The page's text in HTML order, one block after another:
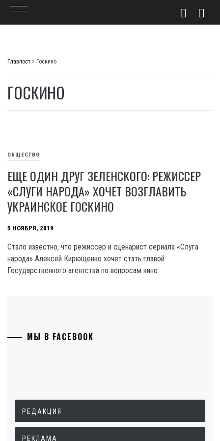
Главпост > Госкино
ГОСКИНО
ОБЩЕСТВО
ЕЩЕ ОДИН ДРУГ ЗЕЛЕНСКОГО: РЕЖИССЕР
«СЛУГИ НАРОДА» ХОЧЕТ ВОЗГЛАВИТЬ
УКРАИНСКОЕ ГОСКИНО
5 НОЯБРЯ, 2019
Стало известно, что режиссер и сценарист сериала «Слуга
народа» Алексей Кирющенко хочет стать главой
Государственного агентства по вопросам кино.
МЫ В FACEBOOK
РЕДАКЦИЯ
РЕКЛАМА